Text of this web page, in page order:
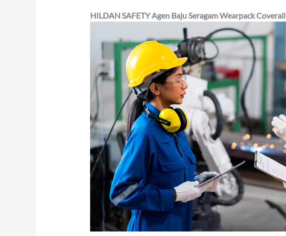
HILDAN SAFETYAgen Baju Seragam Wearpack Coverall